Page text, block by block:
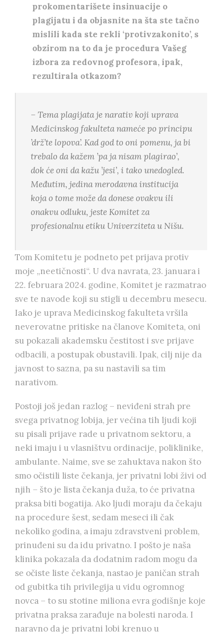
prokomentarišete insinuacije o
plagijatu i da objasnite na šta ste tačno
mislili kada ste rekli ‘protivzakonito’, s
obzirom na to da je procedura Vašeg
izbora za redovnog profesora, ipak,
rezultirala otkazom?
– Tema plagijata je narativ koji uprava
Medicinskog fakulteta nameće po principu
’drž’te lopova’. Kad god to oni pomenu, ja bi
trebalo da kažem ’pa ja nisam plagirao’,
dok će oni da kažu ’jesi’, i tako unedogled.
Međutim, jedina merodavna institucija
koja o tome može da donese ovakvu ili
onakvu odluku, jeste Komitet za
profesionalnu etiku Univerziteta u Nišu.
Tom Komitetu je podneto pet prijava protiv
moje „neetičnosti“. U dva navrata, 23. januara i
22. februara 2024. godine, Komitet je razmatrao
sve te navode koji su stigli u decembru mesecu.
Iako je uprava Medicinskog fakulteta vršila
neverovatne pritiske na članove Komiteta, oni
su pokazali akademsku čestitost i sve prijave
odbacili, a postupak obustavili. Ipak, cilj nije da
javnost to sazna, pa su nastavili sa tim
narativom.
Postoji još jedan razlog – neviđeni strah pre
svega privatnog lobija, jer većina tih ljudi koji
su pisali prijave rade u privatnom sektoru, a
neki imaju i u vlasništvu ordinacije, poliklinike,
ambulante. Naime, sve se zahuktava nakon što
smo očistili liste čekanja, jer privatni lobi živi od
njih – što je lista čekanja duža, to će privatna
praksa biti bogatija. Ako ljudi moraju da čekaju
na procedure šest, sedam meseci ili čak
nekoliko godina, a imaju zdravstveni problem,
prinuđeni su da idu privatno. I pošto je naša
klinika pokazala da dodatnim radom mogu da
se očiste liste čekanja, nastao je paničan strah
od gubitka tih privilegija u vidu ogromnog
novca – to su stotine miliona evra godišnje koje
privatna praksa zarađuje na bolesti naroda. I
naravno da je privatni lobi krenuo u